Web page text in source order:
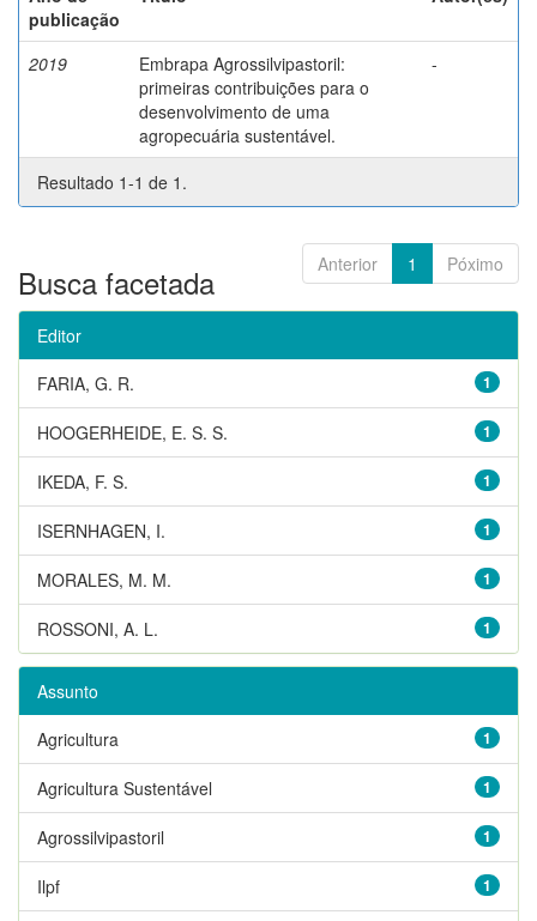
publicação
2019
Embrapa Agrossilvipastoril:
primeiras contribuições para o
desenvolvimento de uma
agropecuária sustentável.
-
Resultado 1-1 de 1.
Anterior 1 Póximo
Busca facetada
Editor
1
FARIA, G. R.
1
HOOGERHEIDE, E. S. S.
1
IKEDA, F. S.
1
ISERNHAGEN, I.
1
MORALES, M. M.
1
ROSSONI, A. L.
Assunto
1
Agricultura
1
Agricultura Sustentável
1
Agrossilvipastoril
1
Ilpf